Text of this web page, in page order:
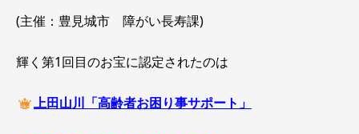
(主催：豊見城市 障がい長寿課)
輝く第1回目のお宝に認定されたのは
上田山川「高齢者お困り事サポート」